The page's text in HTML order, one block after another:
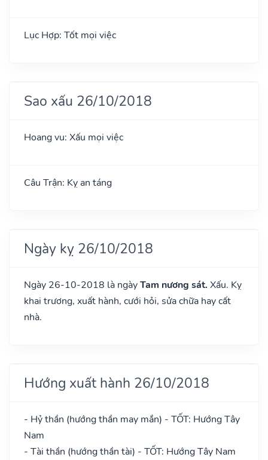
Lục Hợp: Tốt mọi việc
Sao xấu 26/10/2018
Hoang vu: Xấu mọi việc
Câu Trận: Kỵ an táng
Ngày kỵ 26/10/2018
Ngày 26-10-2018 là ngàyTam nương sát. Xấu. Kỵ
khai trương, xuất hành, cưới hỏi, sửa chữa hay cất
nhà.
Hướng xuất hành 26/10/2018
- Hỷ thần (hướng thần may mắn) - TỐT: Hướng Tây
Nam
- Tài thần (hướng thần tài) - TỐT: Hướng Tây Nam